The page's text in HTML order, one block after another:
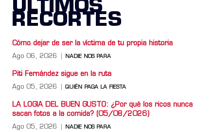
ÚLTIMOS
RECORTES
Cómo dejar de ser la víctima de tu propia historia
Ago 06, 2026 NADIE NOS PARA
Piti Fernández sigue en la ruta
Ago 05, 2026 QUIÉN PAGA LA FIESTA
LA LOGIA DEL BUEN GUSTO: ¿Por qué los ricos nunca
sacan fotos a la comida? (05/08/2026)
Ago 05, 2026 NADIE NOS PARA